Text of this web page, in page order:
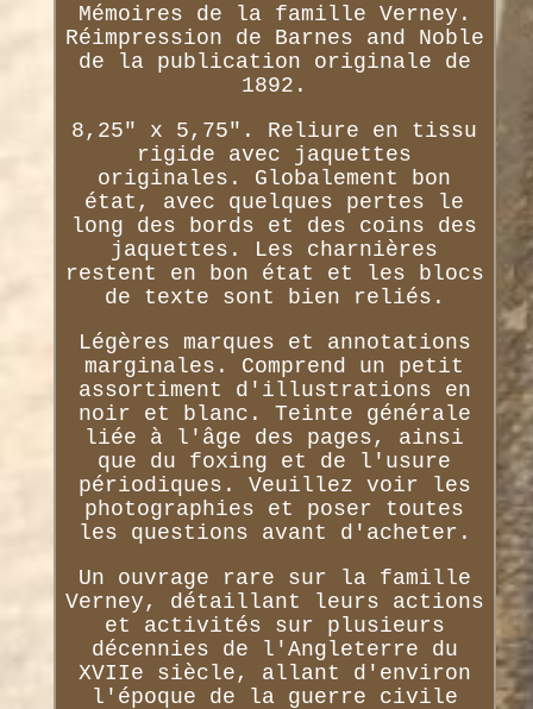
Mémoires de la famille Verney.
Réimpression de Barnes and Noble
de la publication originale de
1892.
8,25" x 5,75". Reliure en tissu
rigide avec jaquettes
originales. Globalement bon
état, avec quelques pertes le
long des bords et des coins des
jaquettes. Les charnières
restent en bon état et les blocs
de texte sont bien reliés.
Légères marques et annotations
marginales. Comprend un petit
assortiment d'illustrations en
noir et blanc. Teinte générale
liée à l'âge des pages, ainsi
que du foxing et de l'usure
périodiques. Veuillez voir les
photographies et poser toutes
les questions avant d'acheter.
Un ouvrage rare sur la famille
Verney, détaillant leurs actions
et activités sur plusieurs
décennies de l'Angleterre du
XVIIe siècle, allant d'environ
l'époque de la guerre civile